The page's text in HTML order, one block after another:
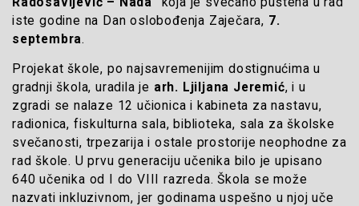
iste godine na Dan oslobođenja Zaječara, 7.
septembra.
Projekat škole, po najsavremenijim dostignućima u
gradnji škola, uradila je arh. Ljiljana Jeremić, i u
zgradi se nalaze 12 učionica i kabineta za nastavu,
radionica, fiskulturna sala, biblioteka, sala za školske
svečanosti, trpezarija i ostale prostorije neophodne za
rad škole. U prvu generaciju učenika bilo je upisano
640 učenika od I do VIII razreda. Škola se može
nazvati inkluzivnom, jer godinama uspešno u njoj uče